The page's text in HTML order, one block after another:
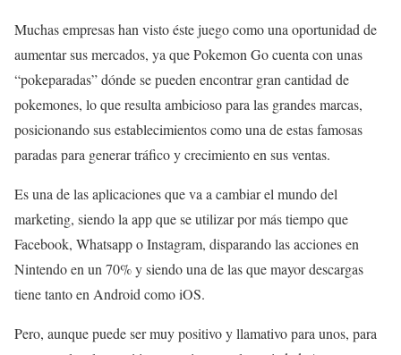
Muchas empresas han visto éste juego como una oportunidad de
aumentar sus mercados, ya que Pokemon Go cuenta con unas
“pokeparadas” dónde se pueden encontrar gran cantidad de
pokemones, lo que resulta ambicioso para las grandes marcas,
posicionando sus establecimientos como una de estas famosas
paradas para generar tráfico y crecimiento en sus ventas.
Es una de las aplicaciones que va a cambiar el mundo del
marketing, siendo la app que se utilizar por más tiempo que
Facebook, Whatsapp o Instagram, disparando las acciones en
Nintendo en un 70% y siendo una de las que mayor descargas
tiene tanto en Android como iOS.
Pero, aunque puede ser muy positivo y llamativo para unos, para